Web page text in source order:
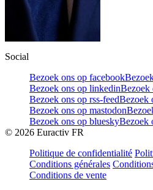
Social
Bezoek ons op facebook
Bezoek ons op linkedinBezoek
Bezoek ons op rss-feedBezoek
Bezoek ons op mastodon
Bezoek ons op blueskyBezoek
© 2026 Euractiv FR
Politique de confidentialité
Conditions générales
Conditions de vente